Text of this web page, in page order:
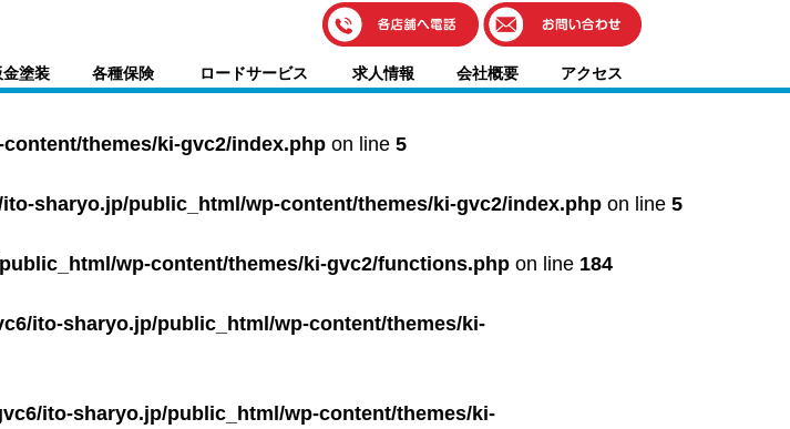
伊藤車輌（本社）
050-5851-0337
050-5851-0338
レスキューセンター
（年中無休24h対応）
金塗装 各種保険 ロードサービス 求人情報 会社概要 アクセス
themes/ki-gvc2/index.php on line 5
sharyo.jp/public_html/wp-content/themes/ki-gvc2/index.php on line 5
wp-content/themes/ki-gvc2/functions.php on line 184
ito-sharyo.jp/public_html/wp-content/themes/ki-
ito-sharyo.jp/public_html/wp-content/themes/ki-